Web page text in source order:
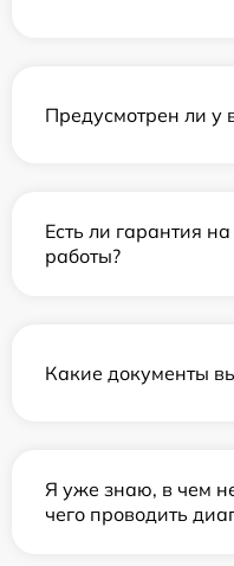
Предусмотрен ли у
Есть ли гарантия
работы?
Какие документы
Я уже знаю, в чем
чего проводить